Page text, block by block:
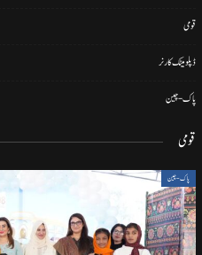
قومی
ڈپلومیٹک کارنر
پاک-چین
قومی
پاک-چین